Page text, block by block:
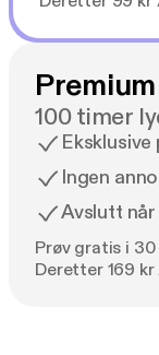
100 timer
Ingen
Avslutt
Prøv gratis i
Deretter 169